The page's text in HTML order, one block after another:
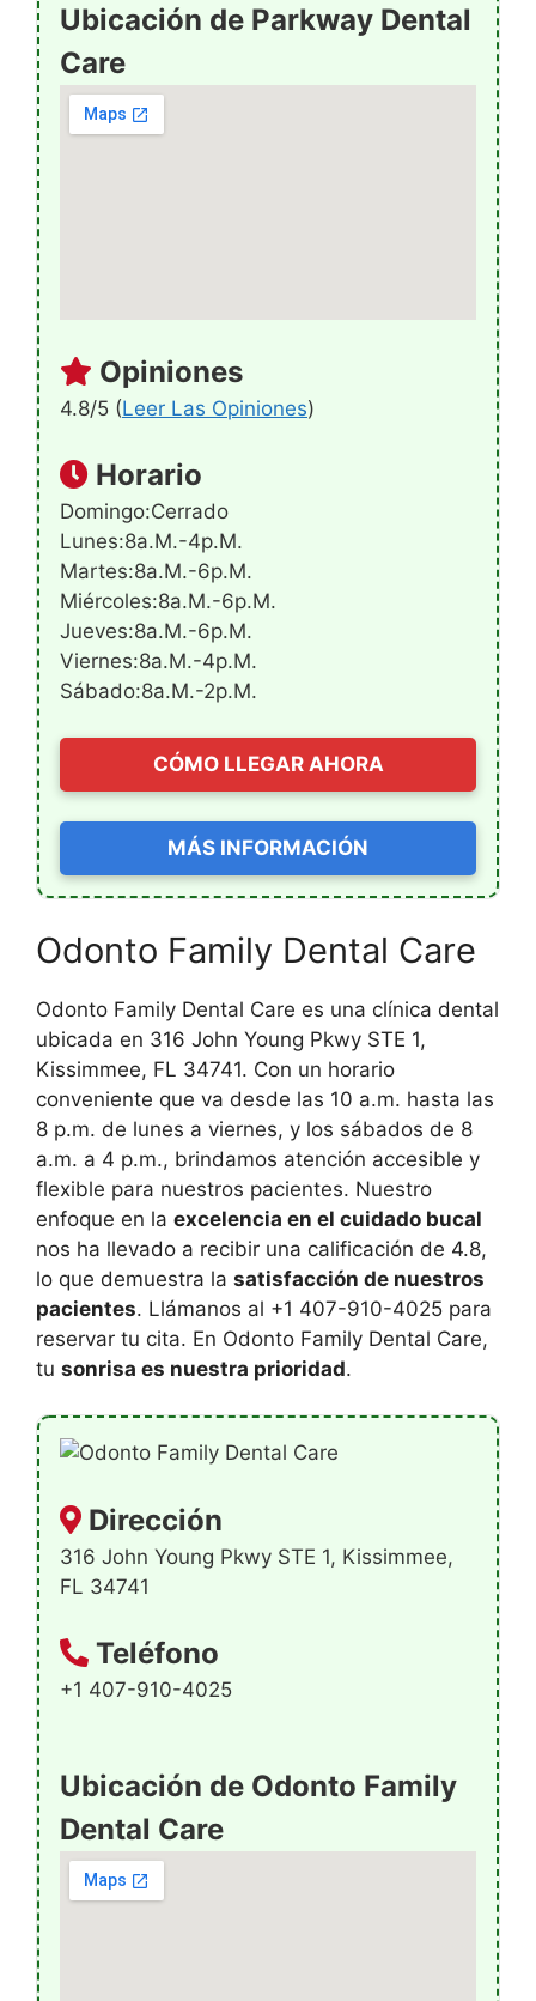
Ubicación de Parkway Dental
Care
Opiniones
4.8/5 (Leer Las Opiniones)
Horario
Domingo:Cerrado
Lunes:8a.m.-4p.m.
Martes:8a.m.-6p.m.
Miércoles:8a.m.-6p.m.
Jueves:8a.m.-6p.m.
Viernes:8a.m.-4p.m.
Sábado:8a.m.-2p.m.
CÓMO LLEGAR AHORA
MÁS INFORMACIÓN
Odonto Family Dental Care
Odonto Family Dental Care es una clínica dental
ubicada en 316 John Young Pkwy STE 1,
Kissimmee, FL 34741. Con un horario
conveniente que va desde las 10 a.m. hasta las
8 p.m. de lunes a viernes, y los sábados de 8
a.m. a 4 p.m., brindamos atención accesible y
flexible para nuestros pacientes. Nuestro
enfoque en la excelencia en el cuidado bucal
nos ha llevado a recibir una calificación de 4.8,
lo que demuestra la satisfacción de nuestros
pacientes. Llámanos al +1 407-910-4025 para
reservar tu cita. En Odonto Family Dental Care,
tu sonrisa es nuestra prioridad.
Dirección
316 John Young Pkwy STE 1, Kissimmee,
FL 34741
Teléfono
+1 407-910-4025
Ubicación de Odonto Family
Dental Care